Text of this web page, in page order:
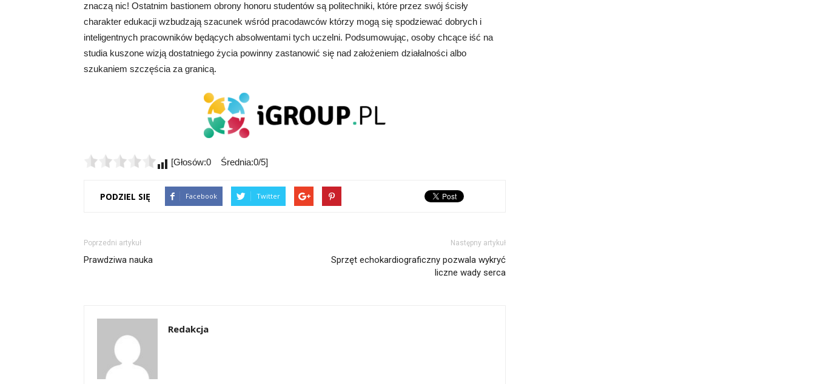
znaczą nic! Ostatnim bastionem obrony honoru studentów są politechniki, które przez swój ścisły
charakter edukacji wzbudzają szacunek wśród pracodawców którzy mogą się spodziewać dobrych i
inteligentnych pracowników będących absolwentami tych uczelni. Podsumowując, osoby chcące iść na
studia kuszone wizją dostatniego życia powinny zastanowić się nad założeniem działalności albo
szukaniem szczęścia za granicą.
[Głosów:0 Średnia:0/5]
PODZIEL SIĘ Facebook Twitter
Poprzedni artykuł
Prawdziwa nauka
Następny artykuł
Sprzęt echokardiograficzny pozwala wykryć
liczne wady serca
Redakcja